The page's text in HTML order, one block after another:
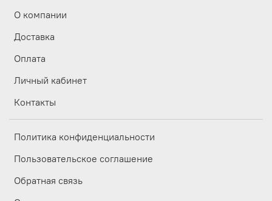
О компании
Доставка
Оплата
Личный кабинет
Контакты
Политика конфиденциальности
Пользовательское соглашение
Обратная связь